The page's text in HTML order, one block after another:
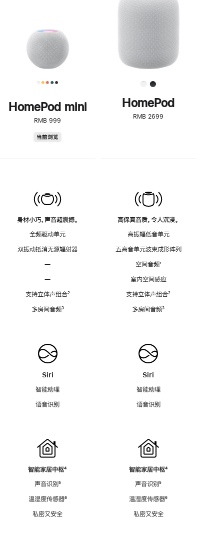
HomePod mini
RMB 999
当前浏览
身材小巧，声音超震撼。
全频驱动单元
双振动抵消无源辐射器
—
—
支持立体声组合脚
²
多房间音频脚
³
Siri
智能助理
语音识别
智能家居中枢脚
⁴
声音识别脚
⁵
温湿度传感器脚
⁶
私密又安全
了
解
HomePod<
HomePod
RMB 2699
高保真音质，令人沉浸。
高振幅低音单元
五高音单元波束成形阵列
空间音频脚
¹
室内空间感应
支持立体声组合脚
²
多房间音频脚
³
Siri
智能助理
语音识别
智能家居中枢脚
⁴
声音识别脚
⁵
温湿度传感器脚
⁶
私密又安全